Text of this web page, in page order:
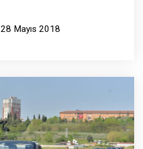
28 Mayıs 2018